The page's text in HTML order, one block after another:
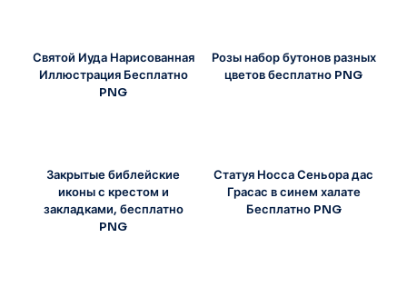
Святой Иуда Нарисованная
Иллюстрация Бесплатно
PNG
Розы набор бутонов разных
цветов бесплатно PNG
Закрытые библейские
иконы с крестом и
закладками, бесплатно
PNG
Статуя Носса Сеньора дас
Грасас в синем халате
Бесплатно PNG